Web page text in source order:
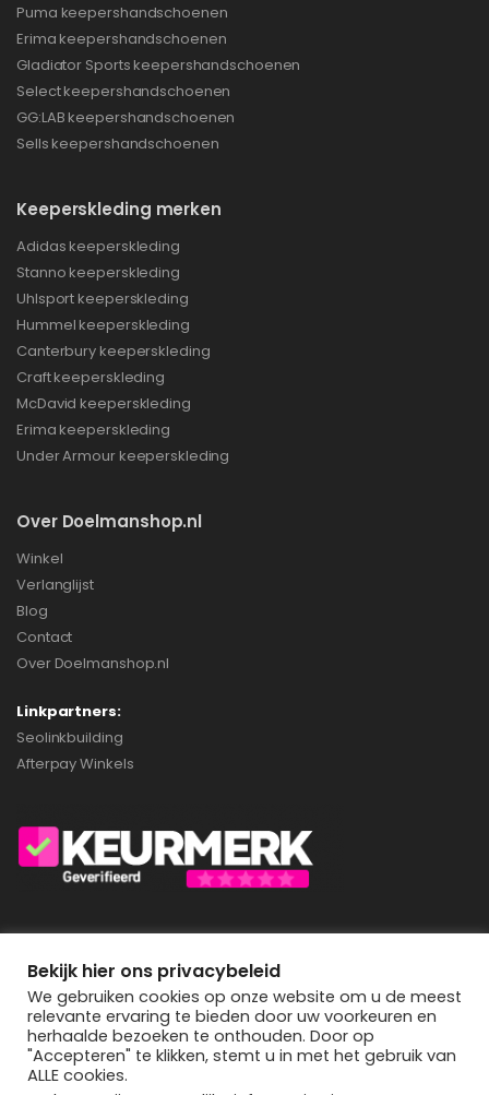
Puma keepershandschoenen
Erima keepershandschoenen
Gladiator Sports keepershandschoenen
Select keepershandschoenen
GG:LAB keepershandschoenen
Sells keepershandschoenen
Keeperskleding merken
Adidas keeperskleding
Stanno keeperskleding
Uhlsport keeperskleding
Hummel keeperskleding
Canterbury keeperskleding
Craft keeperskleding
McDavid keeperskleding
Erima keeperskleding
Under Armour keeperskleding
Over Doelmanshop.nl
Winkel
Verlanglijst
Blog
Contact
Over Doelmanshop.nl
Linkpartners:
Seolinkbuilding
Afterpay Winkels
Privacybeleid
Doelmanshop.nl © 2022. All Rights Reserved
Bekijk hier ons privacybeleid
We gebruiken cookies op onze website om u de meest
relevante ervaring te bieden door uw voorkeuren en
herhaalde bezoeken te onthouden. Door op
"Accepteren" te klikken, stemt u in met het gebruik van
ALLE cookies.